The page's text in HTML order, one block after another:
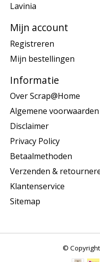
Lavinia
Mijn account
Registreren
Mijn bestellingen
Informatie
Over Scrap@Home
Algemene voorwaarden
Disclaimer
Privacy Policy
Betaalmethoden
Verzenden &
Klantenservice
Sitemap
© Copyright